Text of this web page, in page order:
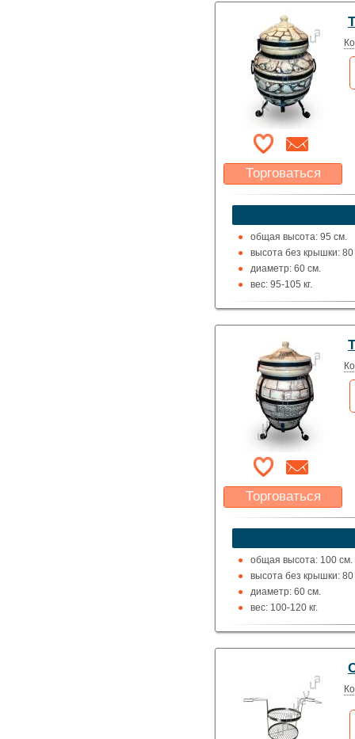
Торговаться
Какая цена Вас
устроит?
Указать цену
общая высота: 95 см.
высота без крышки: 80
диаметр: 60 см.
вес: 95-105 кг.
Торговаться
Какая цена Вас
устроит?
Указать цену
общая высота: 100 см.
высота без крышки: 80
диаметр: 60 см.
вес: 100-120 кг.